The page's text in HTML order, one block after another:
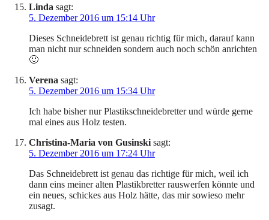
Linda sagt:
5. Dezember 2016 um 15:14 Uhr
Dieses Schneidebrett ist genau richtig für mich, darauf kann
man nicht nur schneiden sondern auch noch schön anrichten
🙂
Verena sagt:
5. Dezember 2016 um 15:34 Uhr
Ich habe bisher nur Plastikschneidebretter und würde gerne
mal eines aus Holz testen.
Christina-Maria von Gusinski sagt:
5. Dezember 2016 um 17:24 Uhr
Das Schneidebrett ist genau das richtige für mich, weil ich
dann eins meiner alten Plastikbretter rauswerfen könnte und
ein neues, schickes aus Holz hätte, das mir sowieso mehr
zusagt.